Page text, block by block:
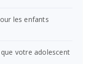
les enfants
votre adolescent